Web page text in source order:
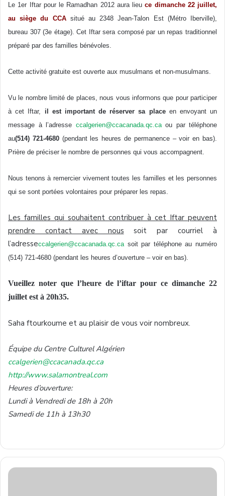
Le 1er Iftar pour le Ramadhan 2012 aura lieuce dimanche 22 juillet,
au siège du CCAsitué au 2348 Jean-Talon Est (Métro Iberville),
bureau 307 (3e étage). Cet Iftar sera composé par un repas traditionnel
préparé par des familles bénévoles.
Cette activité gratuite est ouverte aux musulmans et non-musulmans.
Vu le nombre limité de places, nous vous informons que pour participer
à cet Iftar, il est important de réserver sa placeen envoyant un
message à l’adresse ccalgerien@ccacanada.qc.caou par téléphone
au(514) 721-4680(pendant les heures de permanence – voir en bas).
Prière de préciser le nombre de personnes qui vous accompagnent.
Nous tenons à remercier vivement toutes les familles et les personnes
qui se sont portées volontaires pour préparer les repas.
Les familles qui souhaitent contribuer à cet Iftar peuvent
prendre contact avec nous soit par courriel à
l’adresseccalgerien@ccacanada.qc.ca soit par téléphone au numéro
(514) 721-4680 (pendant les heures d’ouverture – voir en bas).
Vueillez noter que l’heure de l’iftar pour ce dimanche 22
juillet est à 20h35.
Saha ftourkoume et au plaisir de vous voir nombreux.
Équipe du Centre Culturel Algérien
ccalgerien@ccacanada.qc.ca
http://www.salamontreal.com
Heures d’ouverture:
Lundi à Vendredi de 18h à 20h
Samedi de 11h à 13h30